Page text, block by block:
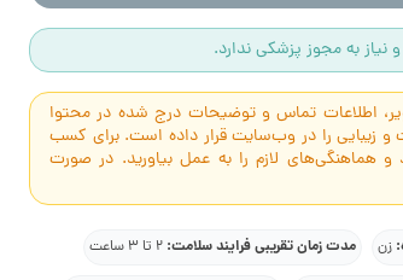
به مجوز پزشکی ندارد.
اطلاعات تماس و توضیحات درج شده در محتوا
زیبایی را در وب‌سایت قرار داده است. برای کسب
و هماهنگی‌های لازم را به عمل بیاورید. در صورت
زن مدت زمان تقریبی فرایند سلامت:2 تا 3 ساعت